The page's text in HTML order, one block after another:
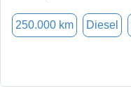
250.000 km Diesel